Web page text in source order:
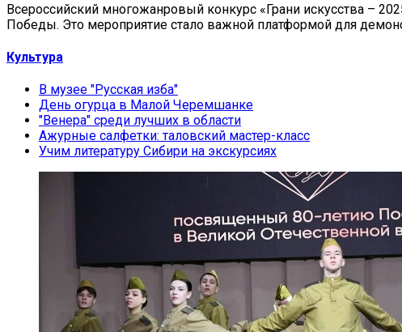
Всероссийский многожанровый конкурс «Грани искусства –
Победы. Это мероприятие стало важной платформой для
Культура
В музее "Русская изба"
День огурца в Малой Черемшанке
"Венера" среди лучших в области
Ажурные салфетки: таловский мастер-класс
Учим литературу Сибири на экскурсиях